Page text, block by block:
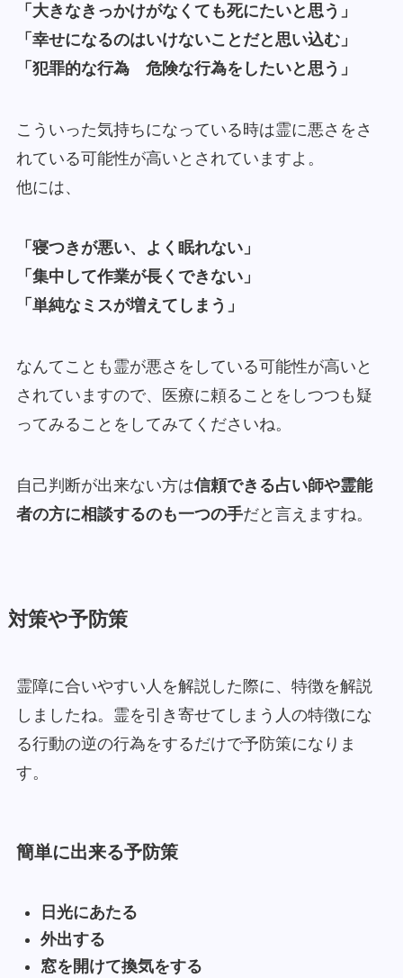
「大きなきっかけがなくても死にたいと思う」
「幸せになるのはいけないことだと思い込む」
「犯罪的な行為 危険な行為をしたいと思う」
こういった気持ちになっている時は霊に悪さをさ
れている可能性が高いとされていますよ。
他には、
「寝つきが悪い、よく眠れない」
「集中して作業が長くできない」
「単純なミスが増えてしまう」
なんてことも霊が悪さをしている可能性が高いと
されていますので、医療に頼ることをしつつも疑
ってみることをしてみてくださいね。
自己判断が出来ない方は信頼できる占い師や霊能
者の方に相談するのも一つの手だと言えますね。
対策や予防策
霊障に合いやすい人を解説した際に、特徴を解説
しましたね。霊を引き寄せてしまう人の特徴にな
る行動の逆の行為をするだけで予防策になりま
す。
簡単に出来る予防策
日光にあたる
外出する
窓を開けて換気をする